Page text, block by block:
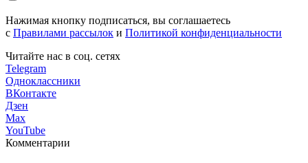
Нажимая кнопку подписаться, вы соглашаетесь
с Правилами рассылок и Политикой конфиденциальности
Читайте нас в соц. сетях
Telegram
Одноклассники
ВКонтакте
Дзен
Max
YouTube
Комментарии